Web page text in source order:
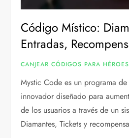
Código Místico:
Entradas,
CANJEAR CÓDIGOS PARA
Mystic Code es un programa de
innovador diseñado para
de los usuarios a través de un
Diamantes, Tickets y